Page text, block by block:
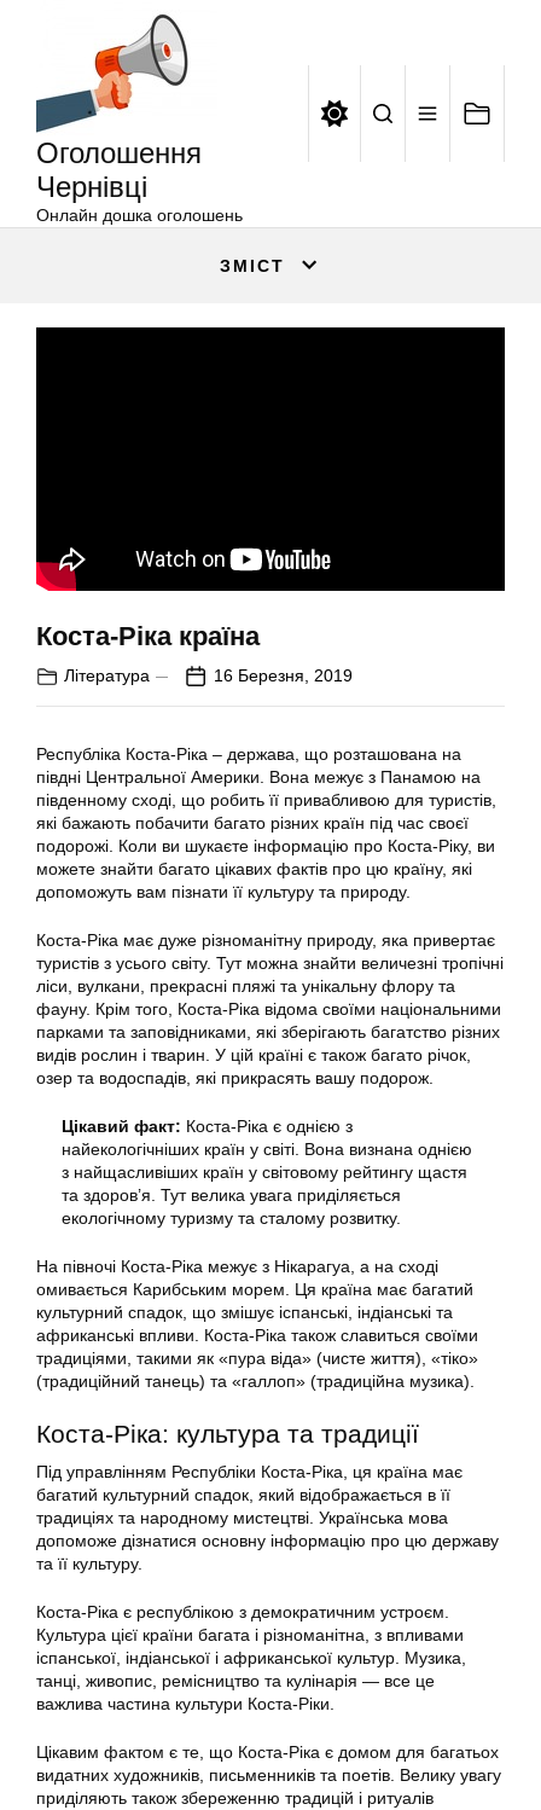
Оголошення
Чернівці
Онлайн дошка оголошень
ЗМІСТ
Коста-Ріка країна
Література 16 Березня, 2019
Республіка Коста-Ріка – держава, що розташована на
півдні Центральної Америки. Вона межує з Панамою на
південному сході, що робить її привабливою для туристів,
які бажають побачити багато різних країн під час своєї
подорожі. Коли ви шукаєте інформацію про Коста-Ріку, ви
можете знайти багато цікавих фактів про цю країну, які
допоможуть вам пізнати її культуру та природу.
Коста-Ріка має дуже різноманітну природу, яка привертає
туристів з усього світу. Тут можна знайти величезні тропічні
ліси, вулкани, прекрасні пляжі та унікальну флору та
фауну. Крім того, Коста-Ріка відома своїми національними
парками та заповідниками, які зберігають багатство різних
видів рослин і тварин. У цій країні є також багато річок,
озер та водоспадів, які прикрасять вашу подорож.
Цікавий факт: Коста-Ріка є однією з
найекологічніших країн у світі. Вона визнана однією
з найщасливіших країн у світовому рейтингу щастя
та здоров’я. Тут велика увага приділяється
екологічному туризму та сталому розвитку.
На півночі Коста-Ріка межує з Нікарагуа, а на сході
омивається Карибським морем. Ця країна має багатий
культурний спадок, що змішує іспанські, індіанські та
африканські впливи. Коста-Ріка також славиться своїми
традиціями, такими як «пура віда» (чисте життя), «тіко»
(традиційний танець) та «галлоп» (традиційна музика).
Коста-Ріка: культура та традиції
Під управлінням Республіки Коста-Ріка, ця країна має
багатий культурний спадок, який відображається в її
традиціях та народному мистецтві. Українська мова
допоможе дізнатися основну інформацію про цю державу
та її культуру.
Коста-Ріка є республікою з демократичним устроєм.
Культура цієї країни багата і різноманітна, з впливами
іспанської, індіанської і африканської культур. Музика,
танці, живопис, ремісництво та кулінарія — все це
важлива частина культури Коста-Ріки.
Цікавим фактом є те, що Коста-Ріка є домом для багатьох
видатних художників, письменників та поетів. Велику увагу
приділяють також збереженню традицій і ритуалів